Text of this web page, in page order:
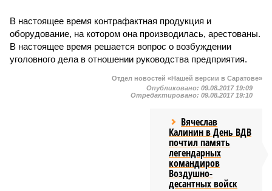
В настоящее время контрафактная продукция и
оборудование, на котором она производилась, арестованы.
В настоящее время решается вопрос о возбуждении
уголовного дела в отношении руководства предприятия.
Отдел новостей «Нашей версии в Саратове»
Опубликовано: 09.08.2017 19:09
Отредактировано: 09.08.2017 19:10
Вячеслав
Калинин в День ВДВ
почтил память
легендарных
командиров
Воздушно-
десантных войск